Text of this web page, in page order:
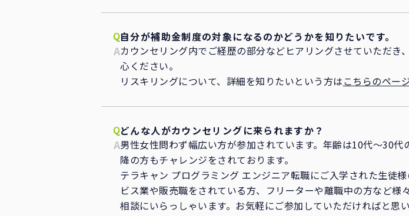
自分が補助金制度の対象になるのかどうかを知りたいです。
カウンセリング内でご経歴の部分などヒアリングさせていただ
心ください。
リスキリングについて、詳細を知りたいという方はこちらのペー
どんな人がカウンセリングに来られますか？
男性女性問わず幅広い方が参加されています。年齢は10代～30
降の方もチャレンジをされております。
テラキャン プログラミング エンジニア転職にご入学された生徒
ビス業や販売職をされている方、フリーターや離職中の方など
相談にいらっしゃいます。お気軽にご参加していただければと思い